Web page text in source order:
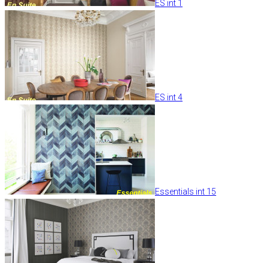
ES int 1
ES int 4
Essentials int 15